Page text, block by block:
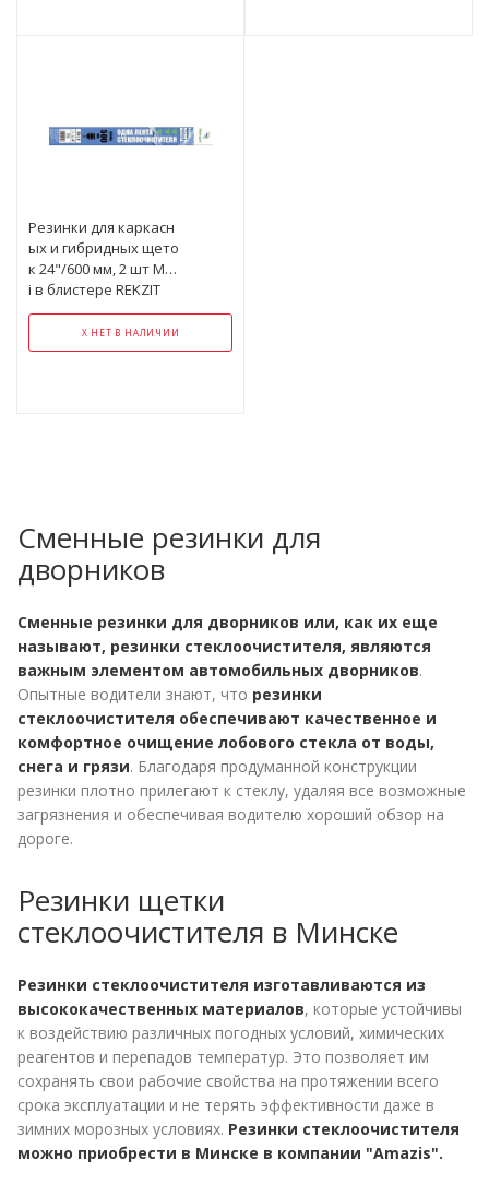
Резинки для каркасн
ых и гибридных щето
к 24"/600 мм, 2 шт Mult
i в блистере REKZIT
Х НЕТ В НАЛИЧИИ
Сменные резинки для
дворников
Сменные резинки для дворников или, как их еще
называют, резинки стеклоочистителя, являются
важным элементом автомобильных дворников.
Опытные водители знают, что резинки
стеклоочистителя обеспечивают качественное и
комфортное очищение лобового стекла от воды,
снега и грязи. Благодаря продуманной конструкции
резинки плотно прилегают к стеклу, удаляя все возможные
загрязнения и обеспечивая водителю хороший обзор на
дороге.
Резинки щетки
стеклоочистителя в Минске
Резинки стеклоочистителя изготавливаются из
высококачественных материалов, которые устойчивы
к воздействию различных погодных условий, химических
реагентов и перепадов температур. Это позволяет им
сохранять свои рабочие свойства на протяжении всего
срока эксплуатации и не терять эффективности даже в
зимних морозных условиях. Резинки стеклоочистителя
можно приобрести в Минске в компании "Amazis".